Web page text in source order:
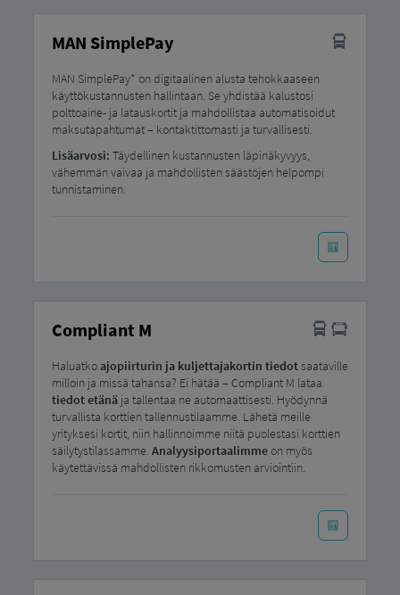
MAN SimplePay
MAN SimplePay* on digitaalinen alusta tehokkaaseen
käyttökustannusten hallintaan. Se yhdistää kalustosi
polttoaine- ja latauskortit ja mahdollistaa automatisoidut
maksutapahtumat – kontaktittomasti ja turvallisesti.
Lisäarvosi: Täydellinen kustannusten läpinäkyvyys,
vähemmän vaivaa ja mahdollisten säästöjen helpompi
tunnistaminen.
Compliant M
Haluatkoajopiirturin ja kuljettajakortin tiedotsaataville
milloin ja missä tahansa? Ei hätää – Compliant M lataa
tiedot etänäja tallentaa ne automaattisesti. Hyödynnä
turvallista korttien tallennustilaamme. Lähetä meille
yrityksesi kortit, niin hallinnoimme niitä puolestasi korttien
säilytystilassamme. Analyysiportaalimmeon myös
käytettävissä mahdollisten rikkomusten arviointiin.